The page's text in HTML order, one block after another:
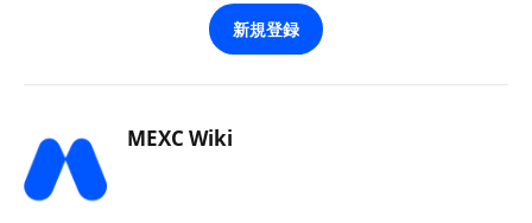
新規登録
MEXC Wiki